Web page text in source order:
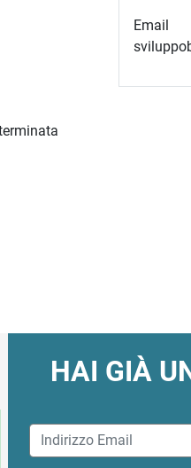
Email
HAI GIÀ